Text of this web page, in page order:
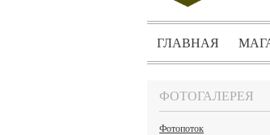
ГЛАВНАЯ
ФОТОГАЛЕРЕЯ
Фотопоток